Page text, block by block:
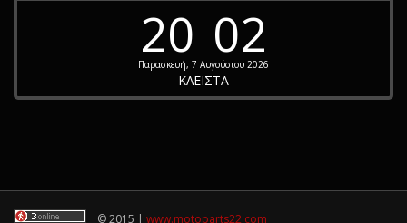
20 02
Παρασκευή, 7 Αυγούστου 2026
ΚΛΕΙΣΤΑ
© 2015 | www.motoparts22.com